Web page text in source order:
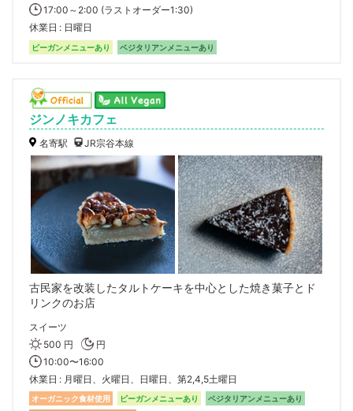
17:00～2:00 (ラストオーダー1:30)
休業日
日曜日
ビーガンメニューあり ベジタリアンメニューあり
ジンノキカフェ
名寄駅 JR宗谷本線
古民家を改装したタルトケーキを中心とした焼き菓子とド
リンクのお店
スイーツ
500 円
円
10:00〜16:00
休業日
月曜日、火曜日、日曜日、第2,4,5土曜日
オーガニック食材使用 ビーガンメニューあり
ベジタリアンメニューあり